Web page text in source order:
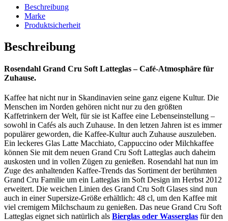
Menge
Beschreibung
Marke
Produktsicherheit
Beschreibung
Rosendahl Grand Cru Soft Latteglas – Café-Atmosphäre für
Zuhause.
Kaffee hat nicht nur in Skandinavien seine ganz eigene Kultur. Die
Menschen im Norden gehören nicht nur zu den größten
Kaffetrinkern der Welt, für sie ist Kaffee eine Lebenseinstellung –
sowohl in Cafés als auch Zuhause. In den letzen Jahren ist es immer
populärer geworden, die Kaffee-Kultur auch Zuhause auszuleben.
Ein leckeres Glas Latte Macchiato, Cappuccino oder Milchkaffee
können Sie mit dem neuen Grand Cru Soft Latteglas auch daheim
auskosten und in vollen Zügen zu genießen. Rosendahl hat nun im
Zuge des anhaltenden Kaffee-Trends das Sortiment der berühmten
Grand Cru Familie um ein Latteglas im Soft Design im Herbst 2012
erweitert. Die weichen Linien des Grand Cru Soft Glases sind nun
auch in einer Supersize-Größe erhältlich: 48 cl, um den Kaffee mit
viel cremigem Milchschaum zu genießen. Das neue Grand Cru Soft
Latteglas eignet sich natürlich als Bierglas oder Wasserglas für den